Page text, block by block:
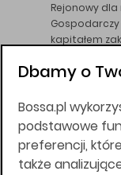
Rejonowy dla
Gospodarczy
kapitałem
DM BOŚ
Wszelkie
informacje o
kierowane
Dbamy o
Bossa.pl
podstawowe
preferencji,
także